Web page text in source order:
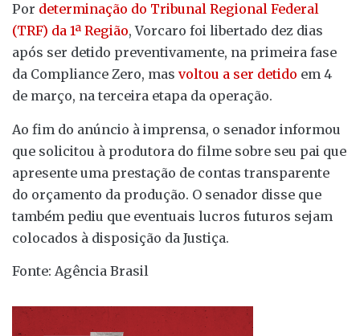
Por determinação do Tribunal Regional Federal
(TRF) da 1ª Região, Vorcaro foi libertado dez dias
após ser detido preventivamente, na primeira fase
da Compliance Zero, mas voltou a ser detido em 4
de março, na terceira etapa da operação.
Ao fim do anúncio à imprensa, o senador informou
que solicitou à produtora do filme sobre seu pai que
apresente uma prestação de contas transparente
do orçamento da produção. O senador disse que
também pediu que eventuais lucros futuros sejam
colocados à disposição da Justiça.
Fonte: Agência Brasil